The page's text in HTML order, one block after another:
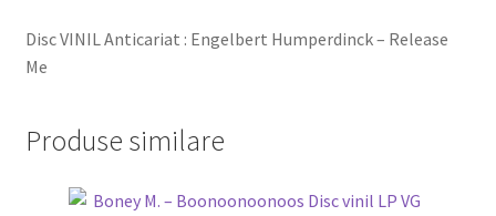
Disc VINIL Anticariat : Engelbert Humperdinck – Release
Me
Produse similare